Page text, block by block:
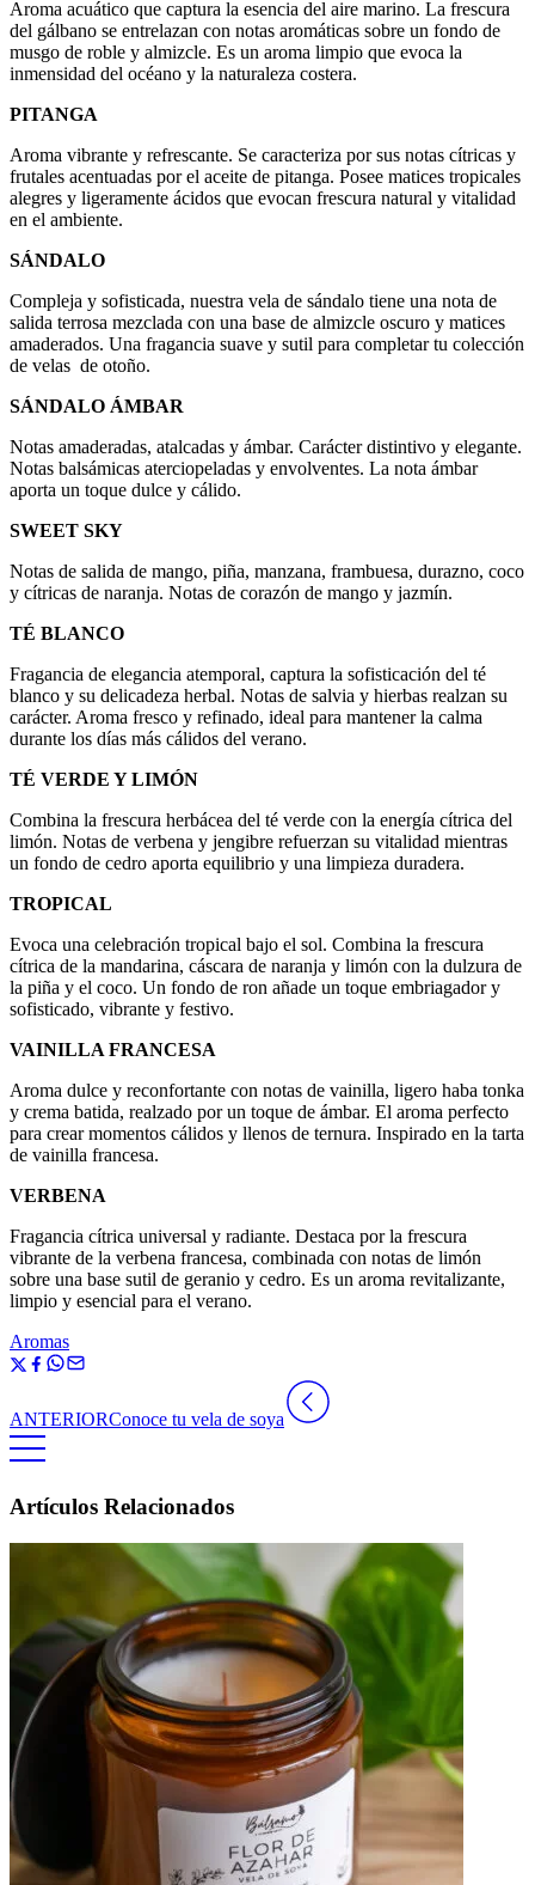
Aroma acuático que captura la esencia del aire marino. La frescura
del gálbano se entrelazan con notas aromáticas sobre un fondo de
musgo de roble y almizcle. Es un aroma limpio que evoca la
inmensidad del océano y la naturaleza costera.
PITANGA
Aroma vibrante y refrescante. Se caracteriza por sus notas cítricas y
frutales acentuadas por el aceite de pitanga. Posee matices tropicales
alegres y ligeramente ácidos que evocan frescura natural y vitalidad
en el ambiente.
SÁNDALO
Compleja y sofisticada, nuestra vela de sándalo tiene una nota de
salida terrosa mezclada con una base de almizcle oscuro y matices
amaderados. Una fragancia suave y sutil para completar tu colección
de velas de otoño.
SÁNDALO ÁMBAR
Notas amaderadas, atalcadas y ámbar. Carácter distintivo y elegante.
Notas balsámicas aterciopeladas y envolventes. La nota ámbar
aporta un toque dulce y cálido.
SWEET SKY
Notas de salida de mango, piña, manzana, frambuesa, durazno, coco
y cítricas de naranja. Notas de corazón de mango y jazmín.
TÉ BLANCO
Fragancia de elegancia atemporal, captura la sofisticación del té
blanco y su delicadeza herbal. Notas de salvia y hierbas realzan su
carácter. Aroma fresco y refinado, ideal para mantener la calma
durante los días más cálidos del verano.
TÉ VERDE Y LIMÓN
Combina la frescura herbácea del té verde con la energía cítrica del
limón. Notas de verbena y jengibre refuerzan su vitalidad mientras
un fondo de cedro aporta equilibrio y una limpieza duradera.
TROPICAL
Evoca una celebración tropical bajo el sol. Combina la frescura
cítrica de la mandarina, cáscara de naranja y limón con la dulzura de
la piña y el coco. Un fondo de ron añade un toque embriagador y
sofisticado, vibrante y festivo.
VAINILLA FRANCESA
Aroma dulce y reconfortante con notas de vainilla, ligero haba tonka
y crema batida, realzado por un toque de ámbar. El aroma perfecto
para crear momentos cálidos y llenos de ternura. Inspirado en la tarta
de vainilla francesa.
VERBENA
Fragancia cítrica universal y radiante. Destaca por la frescura
vibrante de la verbena francesa, combinada con notas de limón
sobre una base sutil de geranio y cedro. Es un aroma revitalizante,
limpio y esencial para el verano.
Aromas
ANTERIORConoce tu vela de soya
Artículos Relacionados